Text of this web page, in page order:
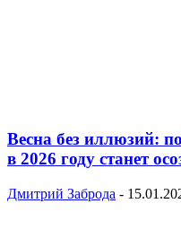
Весна без иллюзий:
в 2026 году станет
Дмитрий Заброда -